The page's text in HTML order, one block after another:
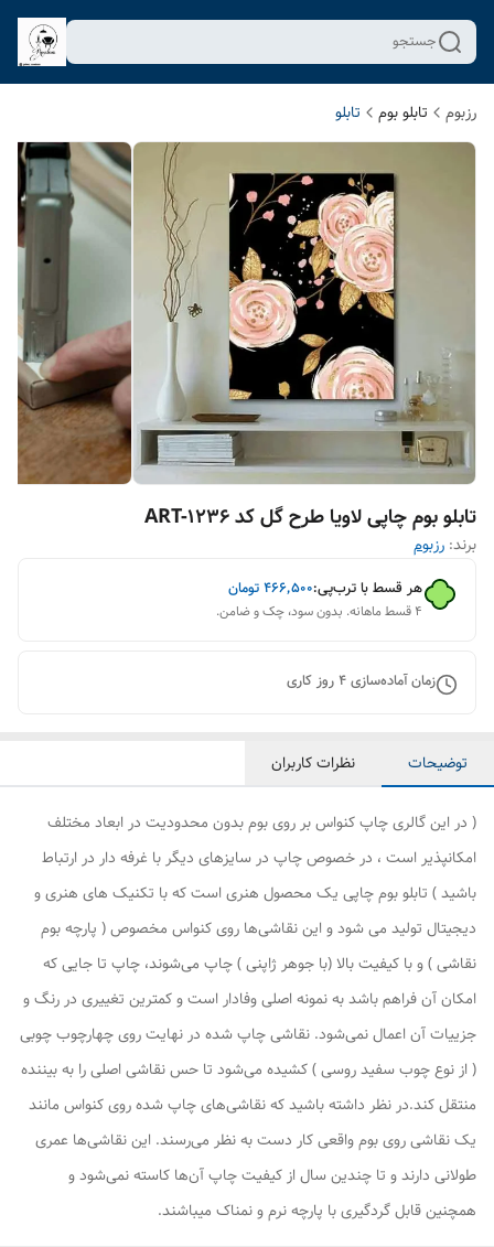
جستجو
رزبوم تابلو بوم تابلو
تابلو بوم چاپی لاویا طرح گل کد ART-1236
برند: رزبوم
هر قسط با ترب‌پی:۴۶۶٬۵۰۰تومان
۴ قسط ماهانه. بدون سود، چک و ضامن.
زمان آماده‌سازی4روز کاری
توضیحات نظرات کاربران
( در این گالری چاپ کنواس بر روی بوم بدون محدودیت در ابعاد مختلف
امکانپذیر است ، در خصوص چاپ در سایزهای دیگر با غرفه دار در ارتباط
باشید ) تابلو بوم چاپی یک محصول هنری است که با تکنیک های هنری و
دیجیتال تولید می شود و این نقاشی‌ها روی کنواس مخصوص ( پارچه بوم
نقاشی ) و با کیفیت بالا (با جوهر ژاپنی ) چاپ می‌شوند، چاپ تا جایی که
امکان آن فراهم باشد به نمونه اصلی وفادار است و کمترین تغییری در رنگ و
جزییات آن اعمال نمی‌شود. نقاشی چاپ شده در نهایت روی چهارچوب چوبی
( از نوع چوب سفید روسی ) کشیده می‌شود تا حس نقاشی اصلی را به بیننده
منتقل کند.در نظر داشته باشید که نقاشی‌های چاپ شده روی کنواس مانند
یک نقاشی روی بوم واقعی کار دست به نظر می‌رسند. این نقاشی‌ها عمری
طولانی دارند و تا چندین سال از کیفیت چاپ آن‌ها کاسته نمی‌شود و
همچنین قابل گردگیری با پارچه نرم و نمناک میباشند.